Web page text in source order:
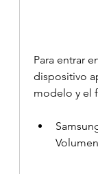
Para entrar
dispositivo
modelo y el